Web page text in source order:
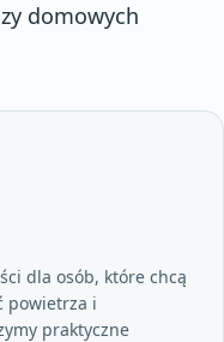
domowych
dla osób, które chcą
powietrza i
praktyczne